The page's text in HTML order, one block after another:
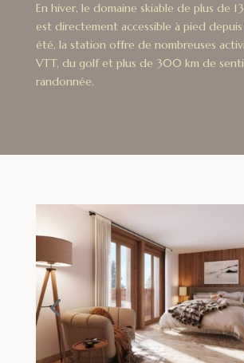
En hiver, le domaine skiable de plus de
est directement accessible à pied depuis
été, la station offre de nombreuses
VTT, du golf et plus de 300 km de
randonnée.